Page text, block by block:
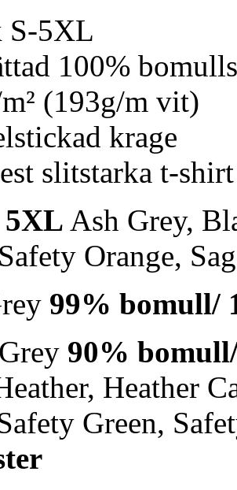
S-5XL
100%
(193g/m vit)
krage
slitstarka t-shirt
Ash Grey,
Orange,
99% bomull/
90%
Heather
Green,